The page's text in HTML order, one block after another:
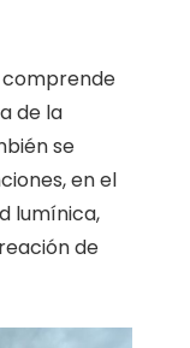
comprende
de la
se
en el
lumínica,
de